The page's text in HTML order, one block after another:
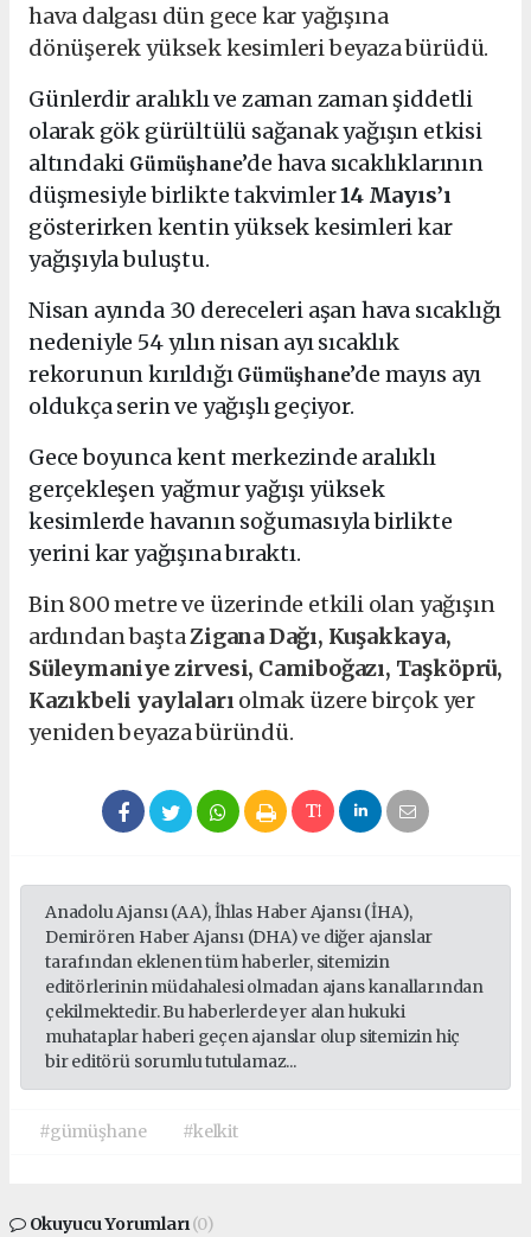
hava dalgası dün gece kar yağışına
dönüşerek yüksek kesimleri beyaza bürüdü.
Günlerdir aralıklı ve zaman zaman şiddetli
olarak gök gürültülü sağanak yağışın etkisi
altındaki Gümüşhane’de hava sıcaklıklarının
düşmesiyle birlikte takvimler14 Mayıs’ı
gösterirken kentin yüksek kesimleri kar
yağışıyla buluştu.
Nisan ayında 30 dereceleri aşan hava sıcaklığı
nedeniyle 54 yılın nisan ayı sıcaklık
rekorunun kırıldığı Gümüşhane’de mayıs ayı
oldukça serin ve yağışlı geçiyor.
Gece boyunca kent merkezinde aralıklı
gerçekleşen yağmur yağışı yüksek
kesimlerde havanın soğumasıyla birlikte
yerini kar yağışına bıraktı.
Bin 800 metre ve üzerinde etkili olan yağışın
ardından baştaZigana Dağı, Kuşakkaya,
Süleymaniye zirvesi, Camiboğazı, Taşköprü,
Kazıkbeli yaylaları olmak üzere birçok yer
yeniden beyaza büründü.
Anadolu Ajansı (AA), İhlas Haber Ajansı (İHA),
Demirören Haber Ajansı (DHA) ve diğer ajanslar
tarafından eklenen tüm haberler, sitemizin
editörlerinin müdahalesi olmadan ajans kanallarından
çekilmektedir. Bu haberlerde yer alan hukuki
muhataplar haberi geçen ajanslar olup sitemizin hiç
bir editörü sorumlu tutulamaz...
#gümüşhane #kelkit
Okuyucu Yorumları(0)